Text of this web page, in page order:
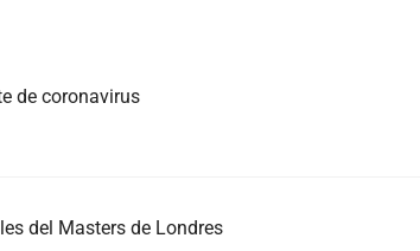
de coronavirus
del Masters de Londres